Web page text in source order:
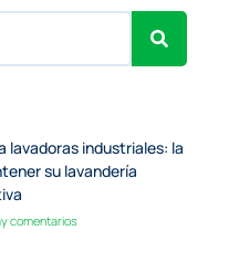
lavadoras industriales: la
su lavandería
comentarios